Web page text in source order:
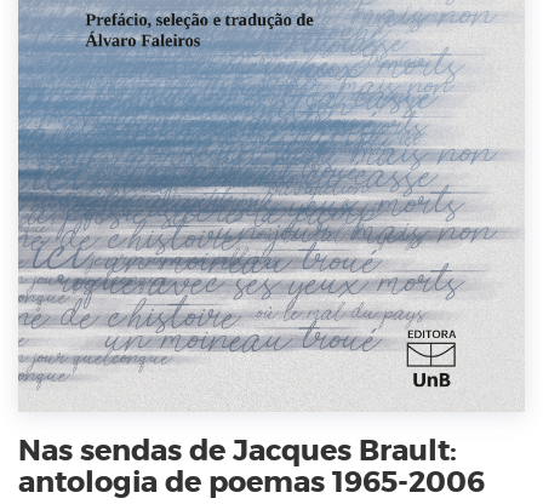
Nas sendas de Jacques Brault:
antologia de poemas 1965-2006